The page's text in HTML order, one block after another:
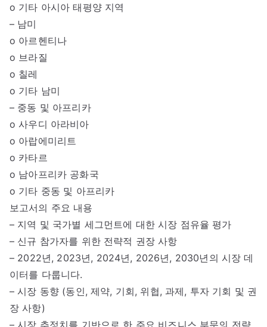
o 기타 아시아 태평양 지역
– 남미
o 아르헨티나
o 브라질
o 칠레
o 기타 남미
– 중동 및 아프리카
o 사우디 아라비아
o 아랍에미리트
o 카타르
o 남아프리카 공화국
o 기타 중동 및 아프리카
보고서의 주요 내용
– 지역 및 국가별 세그먼트에 대한 시장 점유율 평가
– 신규 참가자를 위한 전략적 권장 사항
– 2022년, 2023년, 2024년, 2026년, 2030년의 시장 데
이터를 다룹니다.
– 시장 동향 (동인, 제약, 기회, 위협, 과제, 투자 기회 및 권
장 사항)
– 시장 추정치를 기반으로 한 주요 비즈니스 부문의 전략